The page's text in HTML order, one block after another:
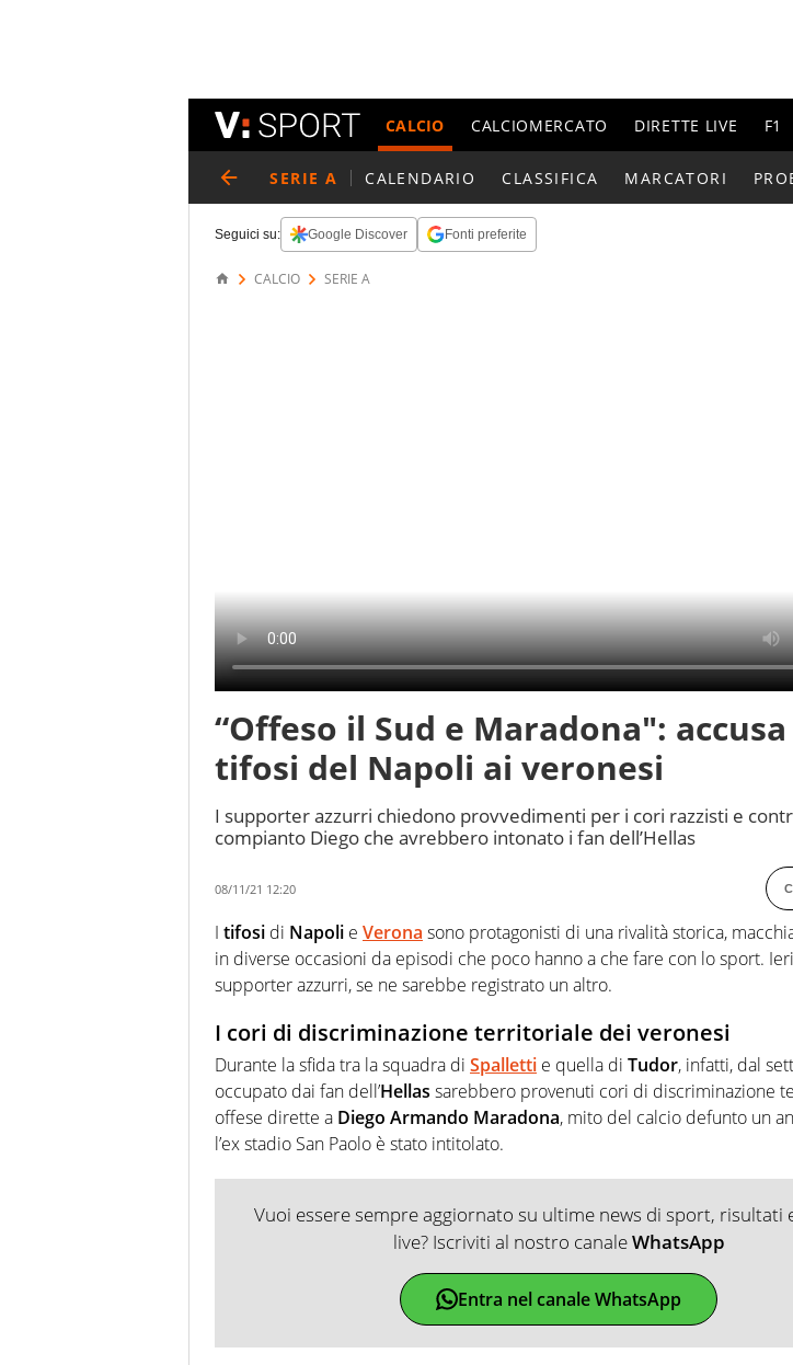
CALCIO CALCIOMERCATO DIRETTE LIVE F1
SERIE A CALENDARIO CLASSIFICA MARCATORI
Seguici su: Google Discover Fonti preferite
CALCIO SERIE A
“Offeso il Sud e Maradona":
tifosi del Napoli ai veronesi
I supporter azzurri chiedono provvedimenti per i cori razzisti e
compianto Diego che avrebbero intonato i fan dell’Hellas
08/11/21 12:20
I tifosi di Napoli e Verona sono protagonisti di una rivalità storica,
in diverse occasioni da episodi che poco hanno a che fare con lo sport.
supporter azzurri, se ne sarebbe registrato un altro.
I cori di discriminazione territoriale dei veronesi
Durante la sfida tra la squadra di Spalletti e quella di Tudor, infatti, dal
occupato dai fan dell’Hellas sarebbero provenuti cori di discriminazione
offese dirette a Diego Armando Maradona, mito del calcio defunto un
l’ex stadio San Paolo è stato intitolato.
Vuoi essere sempre aggiornato su ultime news di sport, risultati
live? Iscriviti al nostro canaleWhatsApp
Entra nel canale WhatsApp